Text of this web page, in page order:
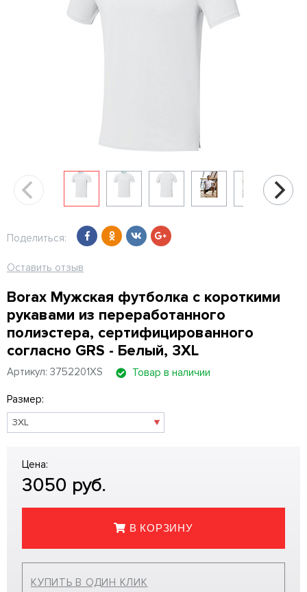
Поделиться:
Оставить отзыв
Borax Мужская футболка с короткими
рукавами из переработанного
полиэстера, сертифицированного
согласно GRS - Белый, 3XL
Артикул: 3752201XS Товар в наличии
Размер:
Цена:
3050 руб.
В КОРЗИНУ
КУПИТЬ В ОДИН КЛИК